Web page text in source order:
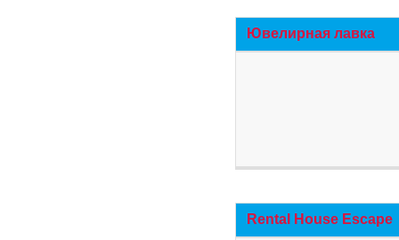
Ювелирная лавка
Rental House Escape